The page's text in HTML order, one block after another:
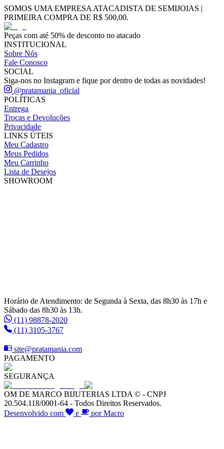
SOMOS UMA EMPRESA ATACADISTA DE SEMIJOIAS |
PRIMEIRA COMPRA DE R$ 500,00.
Peças com até 50% de desconto no atacado
INSTITUCIONAL
Sobre Nós
Fale Conosco
SOCIAL
Siga-nos no Instagram e fique por dentro de todas as novidades!
@pratamania_oficial
POLÍTICAS
Entrega
Trocas e Devoluções
Privacidade
LINKS ÚTEIS
Meu Cadastro
Meus Pedidos
Meu Carrinho
Lista de Desejos
SHOWROOM
Horário de Atendimento: de Segunda à Sexta, das 8h30 às 17h e
Sábado das 8h30 às 13h.
(11) 98878-2020
(11) 3105-3767
site@pratamania.com
PAGAMENTO
SEGURANÇA
OM DE MARCO BIJUTERIAS LTDA © - CNPJ
20.504.118/0001-64 - Todos Direitos Reservados.
Desenvolvido com
e por Macro